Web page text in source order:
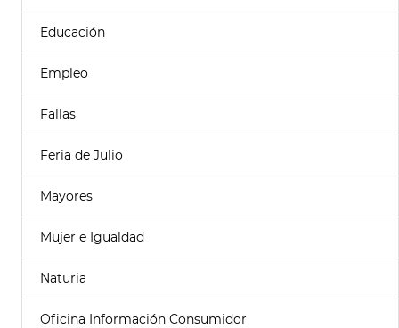
Educación
Empleo
Fallas
Feria de Julio
Mayores
Mujer e Igualdad
Naturia
Oficina Información Consumidor